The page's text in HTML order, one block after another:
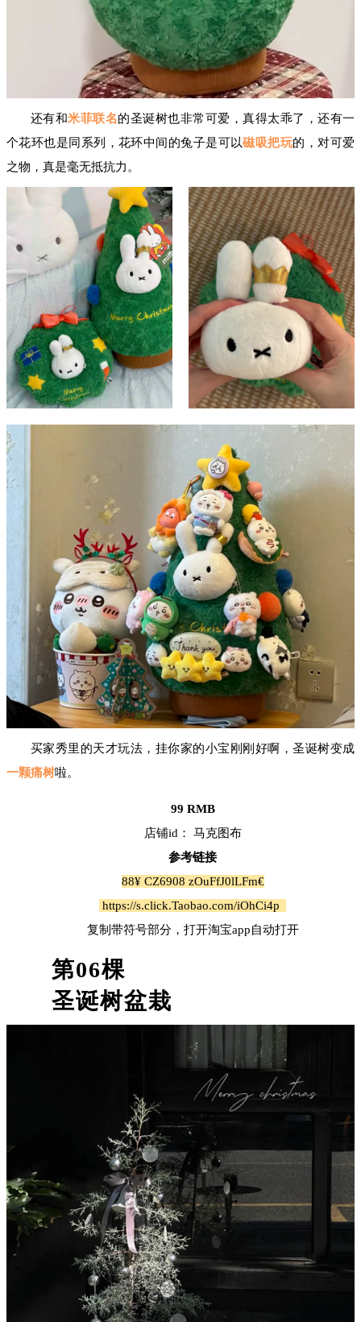
还有和米菲联名的圣诞树也非常可爱，真得太乖了，还有一
个花环也是同系列，花环中间的兔子是可以磁吸把玩的，对可爱
之物，真是毫无抵抗力。
买家秀里的天才玩法，挂你家的小宝刚刚好啊，圣诞树变成
一颗痛树啦。
99 RMB
店铺id： 马克图布
参考链接
88¥ CZ6908 zOuFfJ0lLFm€
https://s.click.Taobao.com/iOhCi4p
复制带符号部分，打开淘宝app自动打开
第06棵
圣诞树盆栽